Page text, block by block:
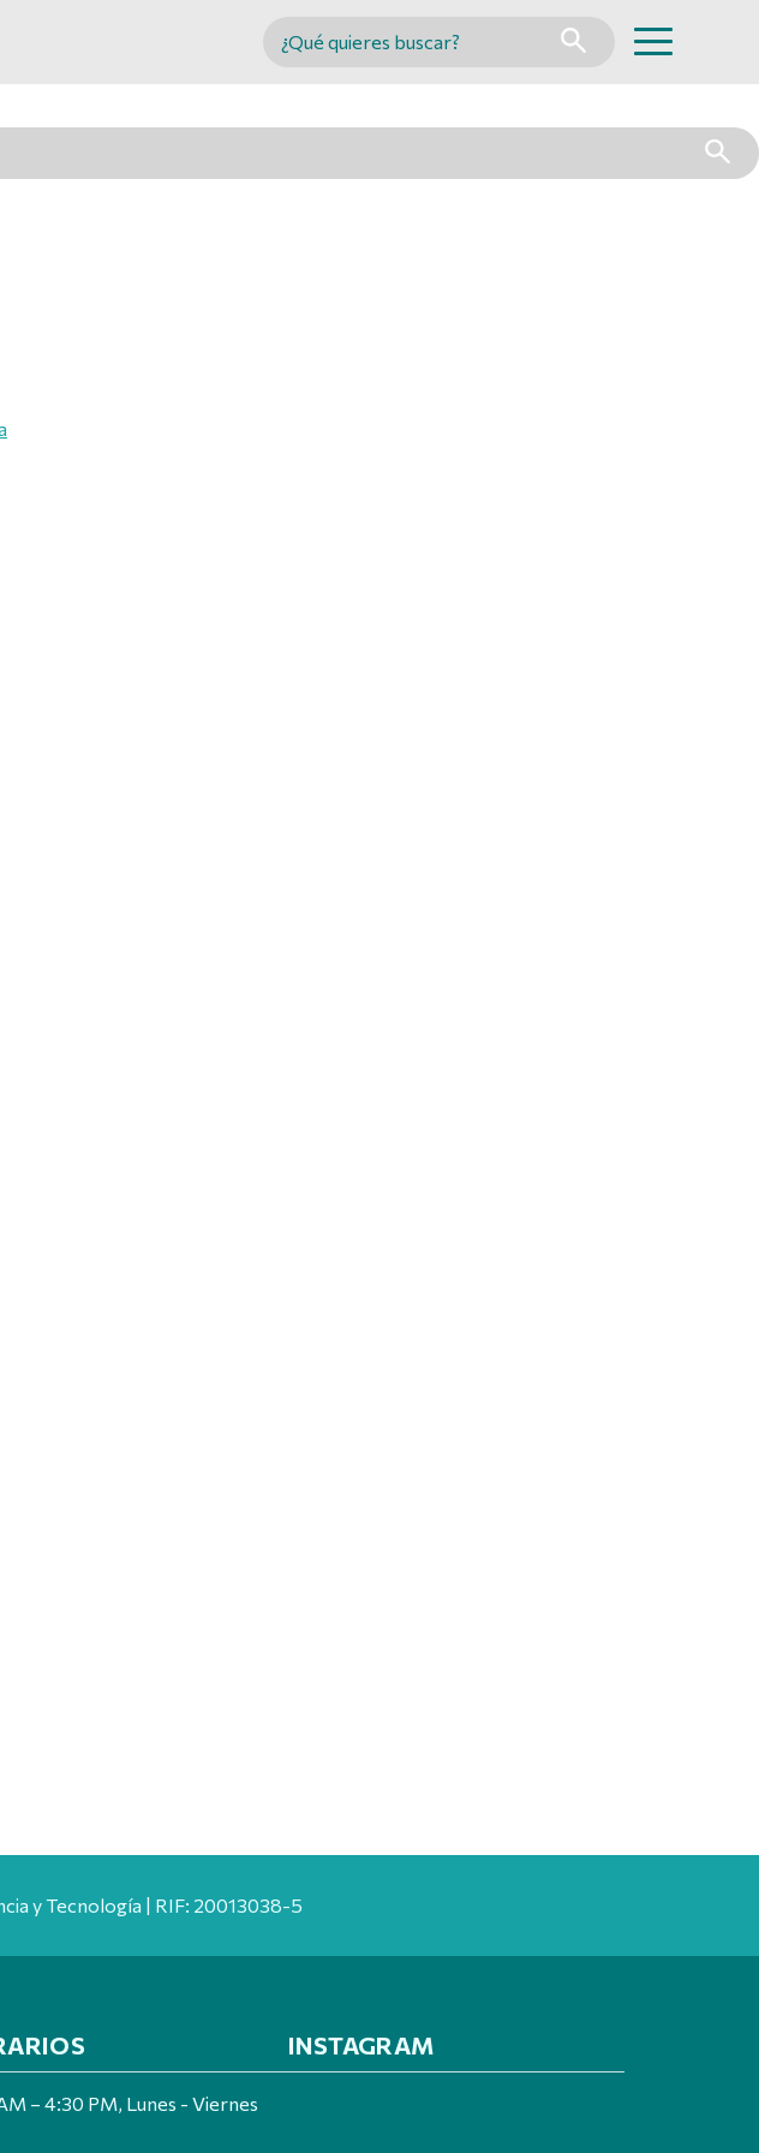
Buscar en MINCYT
y Tecnología | RIF: 20013038-5
– 4:30 PM, Lunes - Viernes
INSTAGRAM